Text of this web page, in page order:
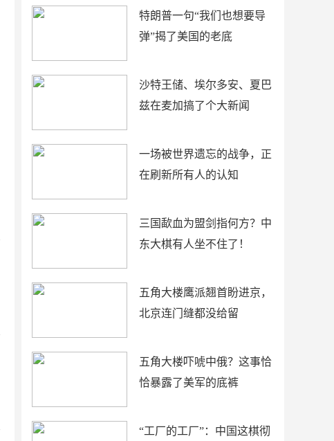
特朗普一句“我们也想要导
弹”揭了美国的老底
沙特王储、埃尔多安、夏巴
兹在麦加搞了个大新闻
一场被世界遗忘的战争，正
在刷新所有人的认知
三国歃血为盟剑指何方？中
东大棋有人坐不住了！
五角大楼鹰派翘首盼进京，
北京连门缝都没给留
五角大楼吓唬中俄？这事恰
恰暴露了美军的底裤
“工厂的工厂”：中国这棋彻